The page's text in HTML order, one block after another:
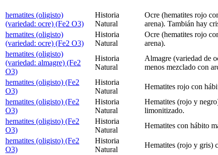
hematites (oligisto)
(variedad: ocre) (Fe2 O3)
Historia
Natural
Ocre (hematites rojo
arena). Tambián hay
hematites (oligisto)
(variedad: ocre) (Fe2 O3)
Historia
Natural
Ocre (hematites rojo
arena).
hematites (oligisto)
(variedad: almagre) (Fe2
O3)
Historia
Natural
Almagre (variedad de
menos mezclado con
hematites (oligisto) (Fe2
O3)
Historia
Natural
Hematites rojo con
hematites (oligisto) (Fe2
O3)
Historia
Natural
Hematites (rojo y
limonitizado.
hematites (oligisto) (Fe2
O3)
Historia
Natural
Hematites con hábito
hematites (oligisto) (Fe2
O3)
Historia
Natural
Hematites (rojo y gris)